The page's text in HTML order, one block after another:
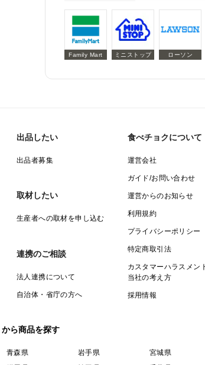
Family Mart ミニストップ ローソン
出品したい
出品者募集
取材したい
生産者への取材を申し込む
連携のご相談
法人連携について
自治体・省庁の方へ
食べチョクについて
運営会社
ガイド/お問い合わせ
運営からのお知らせ
利用規約
プライバシーポリシー
特定商取引法
カスタマーハラスメン
当社の考え方
採用情報
ら商品を探す
青森県 岩手県 宮城県